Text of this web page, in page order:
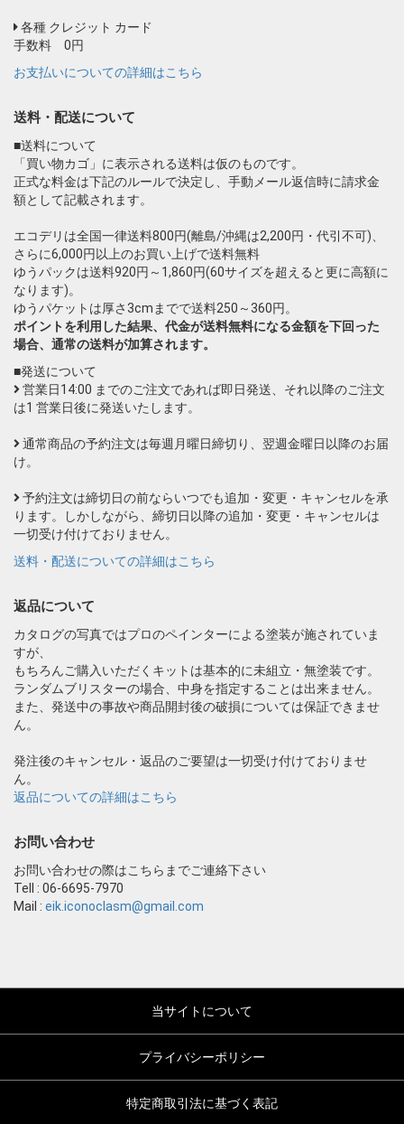
各種 クレジット カード
手数料 0円
お支払いについての詳細はこちら
送料・配送について
■送料について
「買い物カゴ」に表示される送料は仮のものです。
正式な料金は下記のルールで決定し、手動メール返信時に請求金
額として記載されます。
エコデリは全国一律送料800円(離島/沖縄は2,200円・代引不可)、
さらに6,000円以上のお買い上げで送料無料
ゆうパックは送料920円～1,860円(60サイズを超えると更に高額に
なります)。
ゆうパケットは厚さ3cmまでで送料250～360円。
ポイントを利用した結果、代金が送料無料になる金額を下回った
場合、通常の送料が加算されます。
■発送について
営業日14:00 までのご注文であれば即日発送、それ以降のご注文
は1 営業日後に発送いたします。
通常商品の予約注文は毎週月曜日締切り、翌週金曜日以降のお届
け。
予約注文は締切日の前ならいつでも追加・変更・キャンセルを承
ります。しかしながら、締切日以降の追加・変更・キャンセルは
一切受け付けておりません。
送料・配送についての詳細はこちら
返品について
カタログの写真ではプロのペインターによる塗装が施されていま
すが、
もちろんご購入いただくキットは基本的に未組立・無塗装です。
ランダムブリスターの場合、中身を指定することは出来ません。
また、発送中の事故や商品開封後の破損については保証できませ
ん。
発注後のキャンセル・返品のご要望は一切受け付けておりませ
ん。
返品についての詳細はこちら
お問い合わせ
お問い合わせの際はこちらまでご連絡下さい
Tell : 06-6695-7970
Mail : eik.iconoclasm@gmail.com
当サイトについて
プライバシーポリシー
特定商取引法に基づく表記